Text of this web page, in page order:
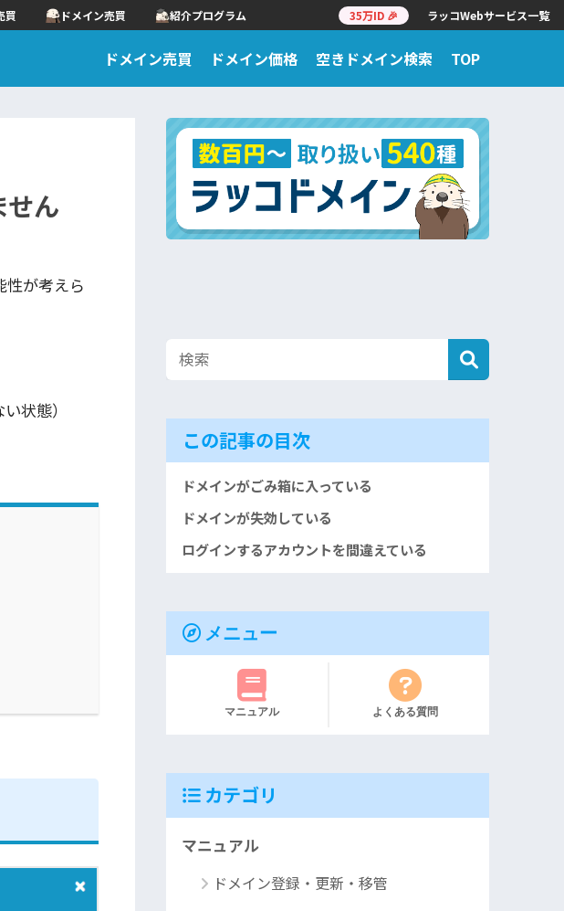
買 ドメイン売買 紹介プログラム 35万ID 🎉 ラッコWebサービス一覧
ドメイン売買 ドメイン価格 空きドメイン検索 TOP
せん
性が考えら
状態）
この記事の目次
ドメインがごみ箱に入っている
ドメインが失効している
ログインするアカウントを間違えている
メニュー
マニュアル よくある質問
カテゴリ
マニュアル
ドメイン登録・更新・移管